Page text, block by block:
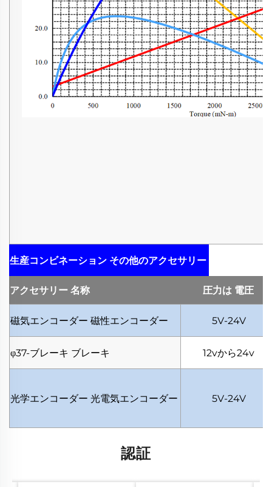
生産コンビネーション その他のアクセサリー
アクセサリー 名称 圧力は 電圧
磁気エンコーダー 磁性エンコーダー 5V-24V
φ37-ブレーキ ブレーキ 12vから24v
光学エンコーダー 光電気エンコーダー 5V-24V
認証